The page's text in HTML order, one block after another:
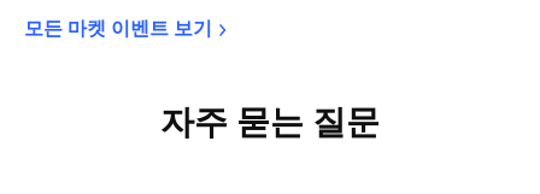
모든 마켓 이벤트 보기
자주 묻는 질문